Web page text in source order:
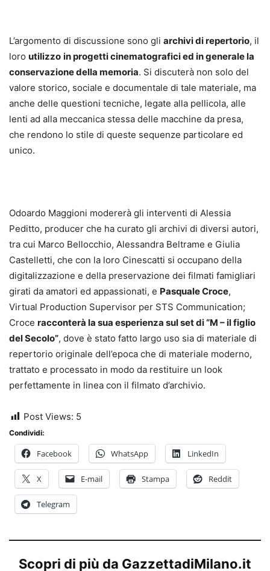
L’argomento di discussione sono gli archivi di repertorio, il
loro utilizzo in progetti cinematografici ed in generale la
conservazione della memoria. Si discuterà non solo del
valore storico, sociale e documentale di tale materiale, ma
anche delle questioni tecniche, legate alla pellicola, alle
lenti ad alla meccanica stessa delle macchine da presa,
che rendono lo stile di queste sequenze particolare ed
unico.
Odoardo Maggioni modererà gli interventi di Alessia
Peditto, producer che ha curato gli archivi di diversi autori,
tra cui Marco Bellocchio, Alessandra Beltrame e Giulia
Castelletti, che con la loro Cinescatti si occupano della
digitalizzazione e della preservazione dei filmati famigliari
girati da amatori ed appassionati, e Pasquale Croce,
Virtual Production Supervisor per STS Communication;
Croce racconterà la sua esperienza sul set di “M – il figlio
del Secolo”, dove è stato fatto largo uso sia di materiale di
repertorio originale dell’epoca che di materiale moderno,
trattato e processato in modo da restituire un look
perfettamente in linea con il filmato d’archivio.
Post Views: 5
Condividi:
Facebook WhatsApp LinkedIn
X E-mail Stampa Reddit
Telegram
Scopri di più da GazzettadiMilano.it